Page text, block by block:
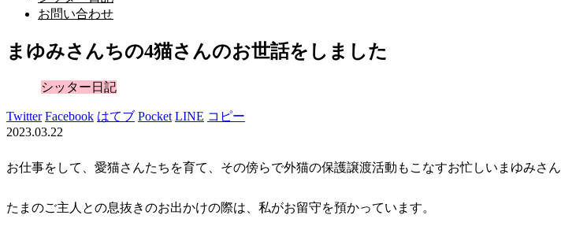
お問い合わせ
まゆみさんちの4猫さんのお世話をしました
シッター日記
Twitter Facebook はてブ Pocket LINE コピー
2023.03.22
お仕事をして、愛猫さんたちを育て、その傍らで外猫の保護譲渡活動もこなすお忙しいまゆみさん
たまのご主人との息抜きのお出かけの際は、私がお留守を預かっています。